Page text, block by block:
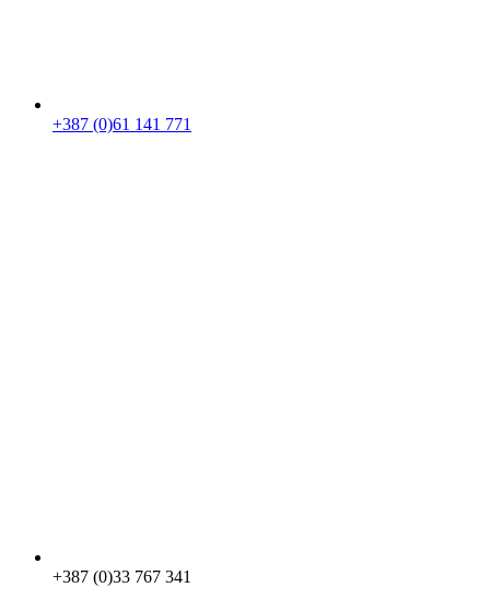
+387 (0)61 141 771
+387 (0)33 767 341